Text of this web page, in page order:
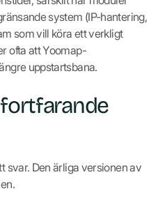
system (IP-hantering,
som vill köra ett verkligt
ofta att Yoomap-
uppstartsbana.
svar. Den ärliga versionen av